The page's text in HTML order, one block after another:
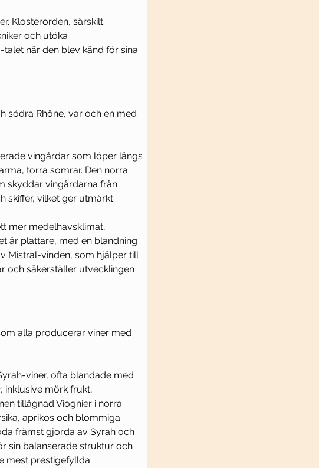
Klosterorden, särskilt
och utöka
när den blev känd för sina
södra Rhône, var och en med
vingårdar som löper längs
torra somrar. Den norra
skyddar vingårdarna från
skiffer, vilket ger utmärkt
mer medelhavsklimat,
är plattare, med en blandning
Mistral-vinden, som hjälper till
och säkerställer utvecklingen
alla producerar viner med
viner, ofta blandade med
inklusive mörk frukt,
tillägnad Viognier i norra
aprikos och blommiga
främst gjorda av Syrah och
sin balanserade struktur och
mest prestigefyllda